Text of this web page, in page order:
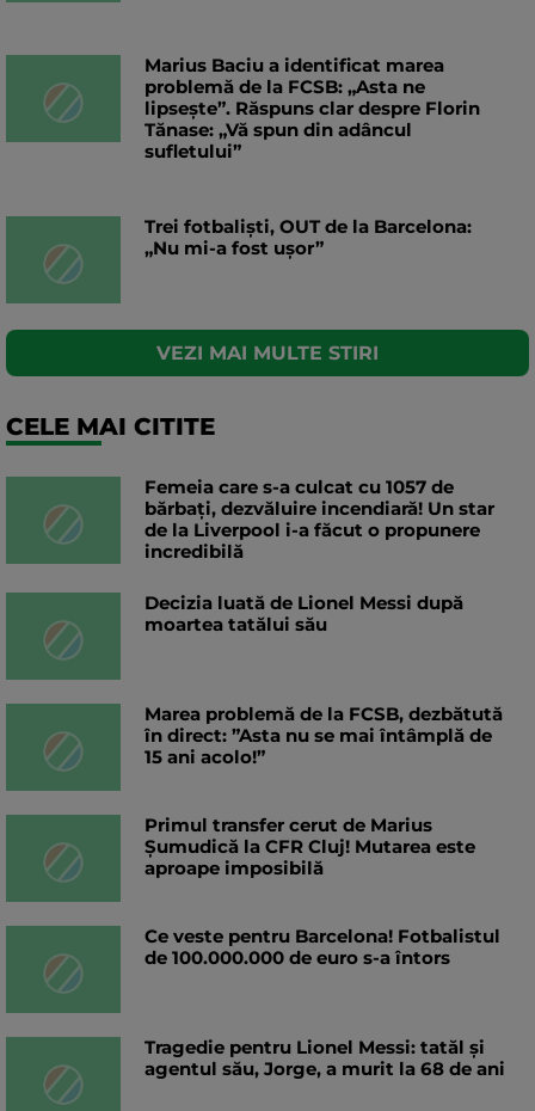
Marius Baciu a identificat marea
problemă de la FCSB: „Asta ne
lipsește”. Răspuns clar despre Florin
Tănase: „Vă spun din adâncul
sufletului”
Trei fotbaliști, OUT de la Barcelona:
„Nu mi-a fost ușor”
VEZI MAI MULTE STIRI
CELE MAI CITITE
Femeia care s-a culcat cu 1057 de
bărbați, dezvăluire incendiară! Un star
de la Liverpool i-a făcut o propunere
incredibilă
Decizia luată de Lionel Messi după
moartea tatălui său
Marea problemă de la FCSB, dezbătută
în direct: ”Asta nu se mai întâmplă de
15 ani acolo!”
Primul transfer cerut de Marius
Șumudică la CFR Cluj! Mutarea este
aproape imposibilă
Ce veste pentru Barcelona! Fotbalistul
de 100.000.000 de euro s-a întors
Tragedie pentru Lionel Messi: tatăl și
agentul său, Jorge, a murit la 68 de ani